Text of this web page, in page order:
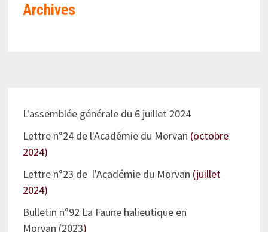
Archives
L'assemblée générale du 6 juillet 2024
Lettre n°24 de l'Académie du Morvan (octobre
2024)
Lettre n°23 de l'Académie du Morvan (juillet
2024)
Bulletin n°92 La Faune halieutique en
Morvan (2023)